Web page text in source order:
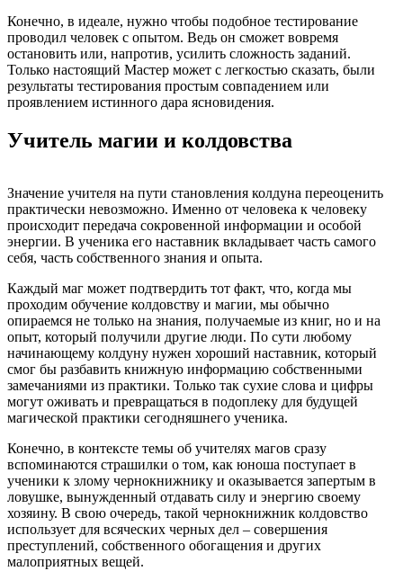
Конечно, в идеале, нужно чтобы подобное тестирование
проводил человек с опытом. Ведь он сможет вовремя
остановить или, напротив, усилить сложность заданий.
Только настоящий Мастер может с легкостью сказать, были
результаты тестирования простым совпадением или
проявлением истинного дара ясновидения.
Учитель магии и колдовства
Значение учителя на пути становления колдуна переоценить
практически невозможно. Именно от человека к человеку
происходит передача сокровенной информации и особой
энергии. В ученика его наставник вкладывает часть самого
себя, часть собственного знания и опыта.
Каждый маг может подтвердить тот факт, что, когда мы
проходим обучение колдовству и магии, мы обычно
опираемся не только на знания, получаемые из книг, но и на
опыт, который получили другие люди. По сути любому
начинающему колдуну нужен хороший наставник, который
смог бы разбавить книжную информацию собственными
замечаниями из практики. Только так сухие слова и цифры
могут оживать и превращаться в подоплеку для будущей
магической практики сегодняшнего ученика.
Конечно, в контексте темы об учителях магов сразу
вспоминаются страшилки о том, как юноша поступает в
ученики к злому чернокнижнику и оказывается запертым в
ловушке, вынужденный отдавать силу и энергию своему
хозяину. В свою очередь, такой чернокнижник колдовство
использует для всяческих черных дел – совершения
преступлений, собственного обогащения и других
малоприятных вещей.